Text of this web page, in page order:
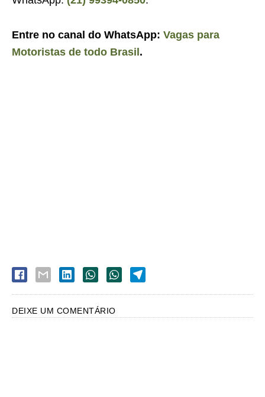
Entre no canal do WhatsApp: Vagas para
Motoristas de todo Brasil.
DEIXE UM COMENTÁRIO